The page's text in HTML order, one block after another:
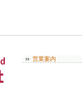
営業案内